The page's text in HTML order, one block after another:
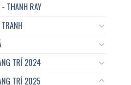
THANH RAY
TRÍ 2024
TRÍ 2025